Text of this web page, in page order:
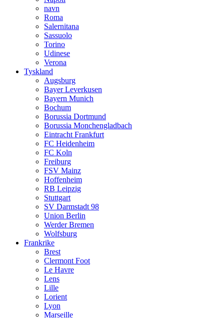
navn
Roma
Salernitana
Sassuolo
Torino
Udinese
Verona
Tyskland
Augsburg
Bayer Leverkusen
Bayern Munich
Bochum
Borussia Dortmund
Borussia Monchengladbach
Eintracht Frankfurt
FC Heidenheim
FC Koln
Freiburg
FSV Mainz
Hoffenheim
RB Leipzig
Stuttgart
SV Darmstadt 98
Union Berlin
Werder Bremen
Wolfsburg
Frankrike
Brest
Clermont Foot
Le Havre
Lens
Lille
Lorient
Lyon
Marseille